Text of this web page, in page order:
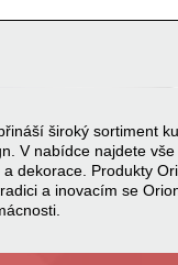
široký sortiment
V nabídce najdete
dekorace. Produkty
a inovacím se